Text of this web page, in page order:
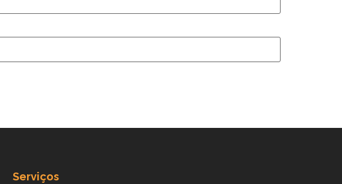
Serviços